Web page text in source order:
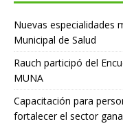
Nuevas especialidades
Municipal de Salud
Rauch participó del
MUNA
Capacitación para
fortalecer el sector